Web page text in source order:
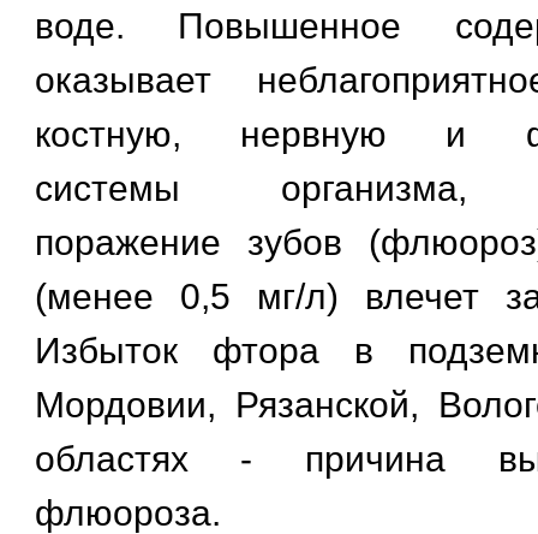
воде. Повышенное
оказывает
костную, нервную и
системы организма,
поражение зубов
(менее 0,5 мг/л) влечет
Избыток фтора в
Мордовии, Рязанской,
областях - причина
флюороза.